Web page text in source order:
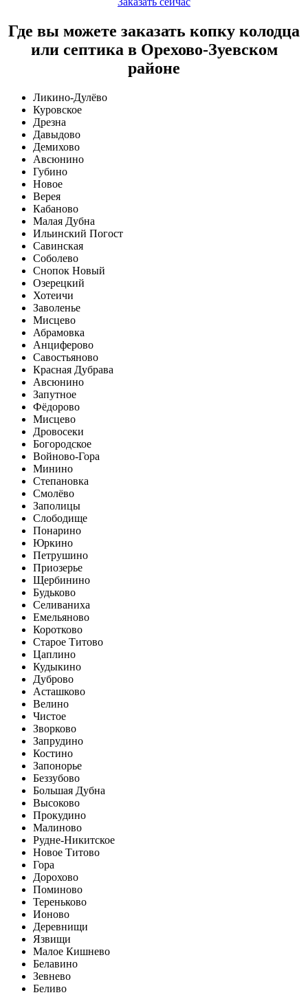
Где вы можете заказать копку колодца
или септика в Орехово-Зуевском
районе
Ликино-Дулёво
Куровское
Дрезна
Давыдово
Демихово
Авсюнино
Губино
Новое
Верея
Кабаново
Малая Дубна
Ильинский Погост
Савинская
Соболево
Снопок Новый
Озерецкий
Хотеичи
Заволенье
Мисцево
Абрамовка
Анциферово
Савостьяново
Красная Дубрава
Авсюнино
Запутное
Фёдорово
Мисцево
Дровосеки
Богородское
Войново-Гора
Минино
Степановка
Смолёво
Заполицы
Слободище
Понарино
Юркино
Петрушино
Приозерье
Щербинино
Будьково
Селиваниха
Емельяново
Коротково
Старое Титово
Цаплино
Кудыкино
Дуброво
Асташково
Велино
Чистое
Зворково
Запрудино
Костино
Запонорье
Беззубово
Большая Дубна
Высоково
Прокудино
Малиново
Рудне-Никитское
Новое Титово
Гора
Дорохово
Поминово
Тереньково
Ионово
Деревнищи
Язвищи
Малое Кишнево
Белавино
Зевнево
Беливо